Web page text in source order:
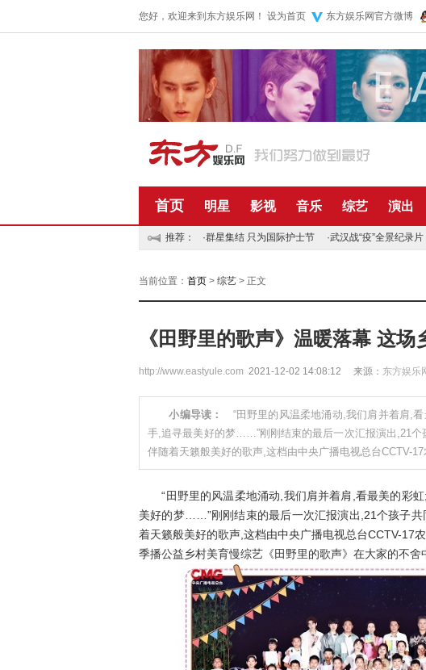
您好，欢迎来到东方娱乐网！ 设为首页 东方娱乐网官方微博
首页 明星 影视 音乐 综艺 演出
推荐： ·群星集结 只为国际护士节 ·武汉战“疫”全景纪录片
当前位置： 首页 > 综艺 > 正文
《田野里的歌声》温暖落幕 这
http://www.eastyule.com 2021-12-02 14:08:12 来源： 东方娱乐
小编导读：
“田野里的风温柔地涌动,我们肩并着肩,
手,追寻最美好的梦……”刚刚结束的最后一次汇报演出,21个
伴随着天籁般美好的歌声,这档由中央广播电视总台CCTV-
“田野里的风温柔地涌动,我们肩并着肩,看最美的彩虹
美好的梦……”刚刚结束的最后一次汇报演出,21个孩子
着天籁般美好的歌声,这档由中央广播电视总台CCTV-17
季播公益乡村美育慢综艺《田野里的歌声》在大家的不舍